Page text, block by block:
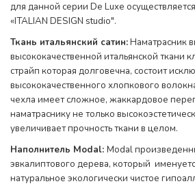
для данной серии De Luxe
«ITALIAN DESIGN studio".
Ткань итальянский сатин:Наматрасник
высококачественной итальянской ткани
страйп которая долговечна, состоит
высококачественного хлопкового
чехла имеет сложное, жаккардовое
наматраснику не только
увеличивает прочность ткани в целом.
Наполнитель Modal: Modal
эвкалиптового дерева, который
натуральное экологически чистое